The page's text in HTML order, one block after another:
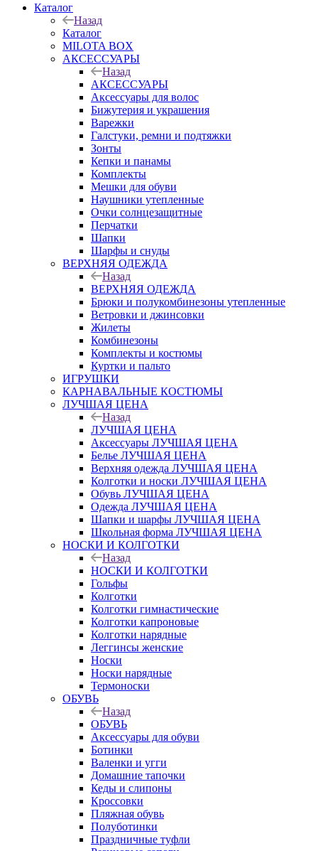
Каталог
Назад
Каталог
MILOTA BOX
АКСЕССУАРЫ
Назад
АКСЕССУАРЫ
Аксессуары для волос
Бижутерия и украшения
Варежки
Галстуки, ремни и подтяжки
Зонты
Кепки и панамы
Комплекты
Мешки для обуви
Наушники утепленные
Очки солнцезащитные
Перчатки
Шапки
Шарфы и снуды
ВЕРХНЯЯ ОДЕЖДА
Назад
ВЕРХНЯЯ ОДЕЖДА
Брюки и полукомбинезоны утепленные
Ветровки и джинсовки
Жилеты
Комбинезоны
Комплекты и костюмы
Куртки и пальто
ИГРУШКИ
КАРНАВАЛЬНЫЕ КОСТЮМЫ
ЛУЧШАЯ ЦЕНА
Назад
ЛУЧШАЯ ЦЕНА
Аксессуары ЛУЧШАЯ ЦЕНА
Белье ЛУЧШАЯ ЦЕНА
Верхняя одежда ЛУЧШАЯ ЦЕНА
Колготки и носки ЛУЧШАЯ ЦЕНА
Обувь ЛУЧШАЯ ЦЕНА
Одежда ЛУЧШАЯ ЦЕНА
Шапки и шарфы ЛУЧШАЯ ЦЕНА
Школьная форма ЛУЧШАЯ ЦЕНА
НОСКИ И КОЛГОТКИ
Назад
НОСКИ И КОЛГОТКИ
Гольфы
Колготки
Колготки гимнастические
Колготки капроновые
Колготки нарядные
Леггинсы женские
Носки
Носки нарядные
Термоноски
ОБУВЬ
Назад
ОБУВЬ
Аксессуары для обуви
Ботинки
Валенки и угги
Домашние тапочки
Кеды и слипоны
Кроссовки
Пляжная обувь
Полуботинки
Праздничные туфли